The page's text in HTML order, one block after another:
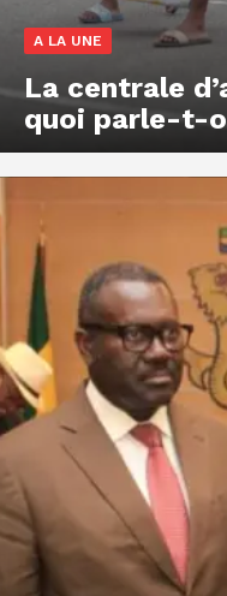
A LA UNE
La centrale
quoi parle-t-